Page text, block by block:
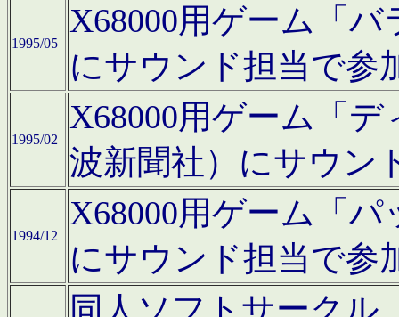
1995/05
X68000用ゲーム「
にサウンド担当で参
1995/02
X68000用ゲーム「
波新聞社）にサウン
1994/12
X68000用ゲーム「
にサウンド担当で参
同人ソフトサークル